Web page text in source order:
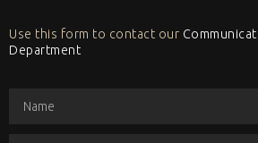
Use this form to contact our
Department